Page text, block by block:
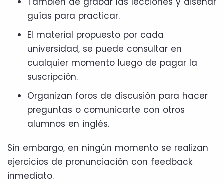
guías para practicar.
El material propuesto por cada
universidad, se puede consultar en
cualquier momento luego de pagar la
suscripción.
Organizan foros de discusión para hacer
preguntas o comunicarte con otros
alumnos en inglés.
Sin embargo, en ningún momento se realizan
ejercicios de pronunciación con feedback
inmediato.